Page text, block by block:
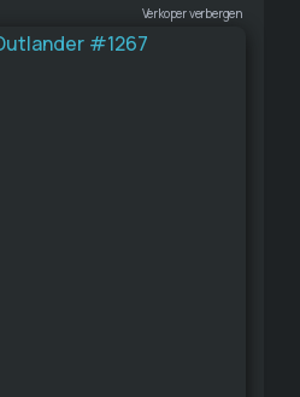
Verkoper verbergen